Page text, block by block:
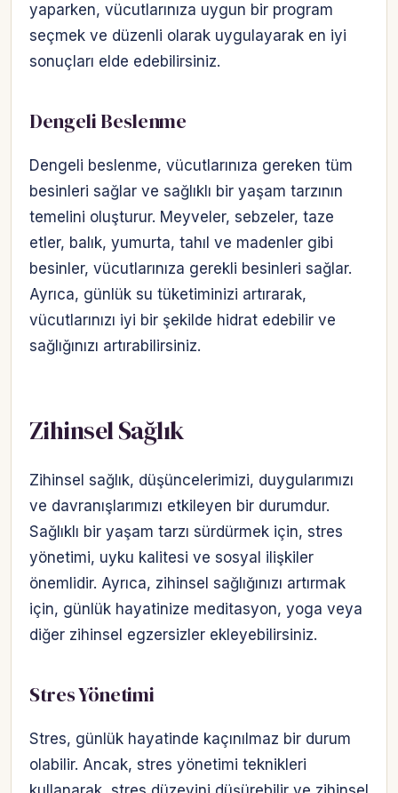
yaparken, vücutlarınıza uygun bir program
seçmek ve düzenli olarak uygulayarak en iyi
sonuçları elde edebilirsiniz.
Dengeli Beslenme
Dengeli beslenme, vücutlarınıza gereken tüm
besinleri sağlar ve sağlıklı bir yaşam tarzının
temelini oluşturur. Meyveler, sebzeler, taze
etler, balık, yumurta, tahıl ve madenler gibi
besinler, vücutlarınıza gerekli besinleri sağlar.
Ayrıca, günlük su tüketiminizi artırarak,
vücutlarınızı iyi bir şekilde hidrat edebilir ve
sağlığınızı artırabilirsiniz.
Zihinsel Sağlık
Zihinsel sağlık, düşüncelerimizi, duygularımızı
ve davranışlarımızı etkileyen bir durumdur.
Sağlıklı bir yaşam tarzı sürdürmek için, stres
yönetimi, uyku kalitesi ve sosyal ilişkiler
önemlidir. Ayrıca, zihinsel sağlığınızı artırmak
için, günlük hayatinize meditasyon, yoga veya
diğer zihinsel egzersizler ekleyebilirsiniz.
Stres Yönetimi
Stres, günlük hayatinde kaçınılmaz bir durum
olabilir. Ancak, stres yönetimi teknikleri